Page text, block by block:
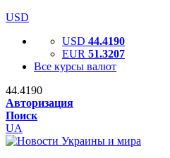
USD
USD 44.4190
EUR 51.3207
Все курсы валют
44.4190
Авторизация
Поиск
UA